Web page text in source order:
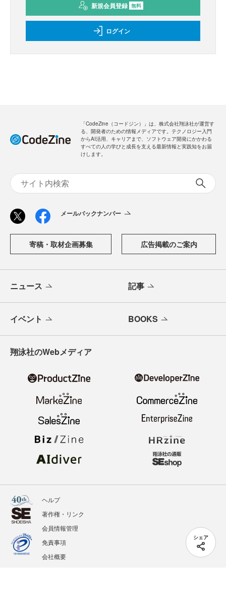
シェア
新規会員登録 無料
ログイン
「CodeZine（コードジン）」は、株式会社翔泳社が運営す
る、開発者のための情報メディアです。テクノロジー入門
からAI活用、キャリアまで、ソフトウェア開発にかかわる
すべての人の学びと成長を支える最新情報と実践知をお届
けします。
メールバックナンバー
寄稿・取材企画募集 広告掲載のご案内
ニュース 記事
イベント BOOKS
翔泳社のWebメディア
ヘルプ
著作権・リンク
会員情報管理
免責事項
会社概要